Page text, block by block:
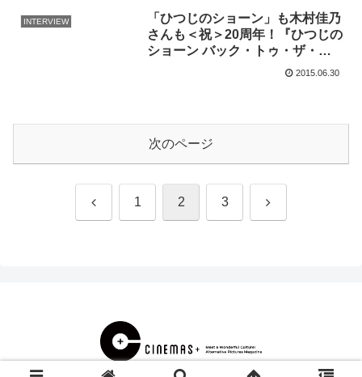
INTERVIEW
「ひつじのショーン」も木村佳乃
さんも＜祝＞20周年！『ひつじの
ショーン バック・トゥ・ザ・ホ
ーム』公開直前イベント
2015.06.30
次のページ
前 1 2 3 次